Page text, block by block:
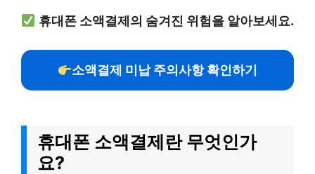
휴대폰 소액결제의 숨겨진 위험을 알아보세요.
소액결제 미납 주의사항 확인하기
휴대폰 소액결제란 무엇인가
요?